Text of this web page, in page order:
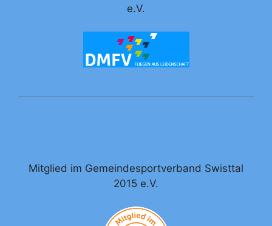
e.V.
Mitglied im Gemeindesportverband Swisttal
2015 e.V.